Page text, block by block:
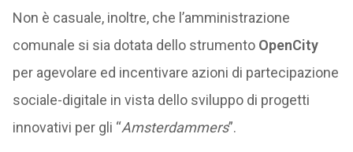
Non è casuale, inoltre, che l’amministrazione
comunale si sia dotata dello strumento OpenCity
per agevolare ed incentivare azioni di partecipazione
sociale-digitale in vista dello sviluppo di progetti
innovativi per gli “Amsterdammers”.